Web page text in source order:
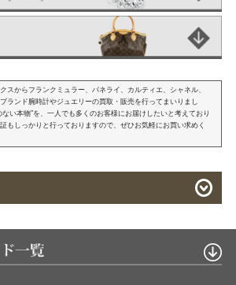
スからフランクミュラー、パネライ、カルティエ、シャネル、
ランド腕時計やジュエリーの買取・販売を行ってまいりまし
い本物"を、一人でも多くのお客様にお届けしたいと考えており
もしっかりと行っておりますので、ぜひお気軽にお買い求めく